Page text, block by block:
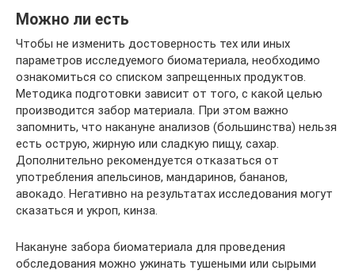
Можно ли есть
Чтобы не изменить достоверность тех или иных
параметров исследуемого биоматериала, необходимо
ознакомиться со списком запрещенных продуктов.
Методика подготовки зависит от того, с какой целью
производится забор материала. При этом важно
запомнить, что накануне анализов (большинства) нельзя
есть острую, жирную или сладкую пищу, сахар.
Дополнительно рекомендуется отказаться от
употребления апельсинов, мандаринов, бананов,
авокадо. Негативно на результатах исследования могут
сказаться и укроп, кинза.
Накануне забора биоматериала для проведения
обследования можно ужинать тушеными или сырыми